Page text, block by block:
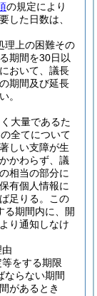
の規定により
した日数は、
理上の困難その
期間を30日以
おいて、議長
期間及び延長
。
大量であるた
全てについて
しい支障が生
かわらず、議
相当の部分に
有個人情報に
足りる。
この
る期間内に、開
り通知しなけ
をする期限
ならない期間
があるとき